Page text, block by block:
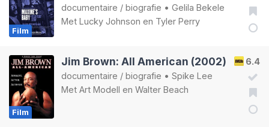
Film
documentaire / biografie • Gelila Bekele
Met Lucky Johnson en Tyler Perry
Film
6.4
Jim Brown: All American (2002)
documentaire / biografie • Spike Lee
Met Art Modell en Walter Beach